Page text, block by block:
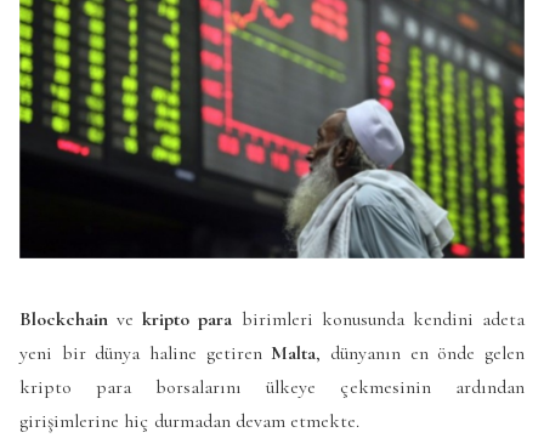
Blockchain vekripto para birimleri konusunda kendini adeta
yeni bir dünya haline getiren Malta, dünyanın en önde gelen
kripto para borsalarını ülkeye çekmesinin ardından
girişimlerine hiç durmadan devam etmekte.